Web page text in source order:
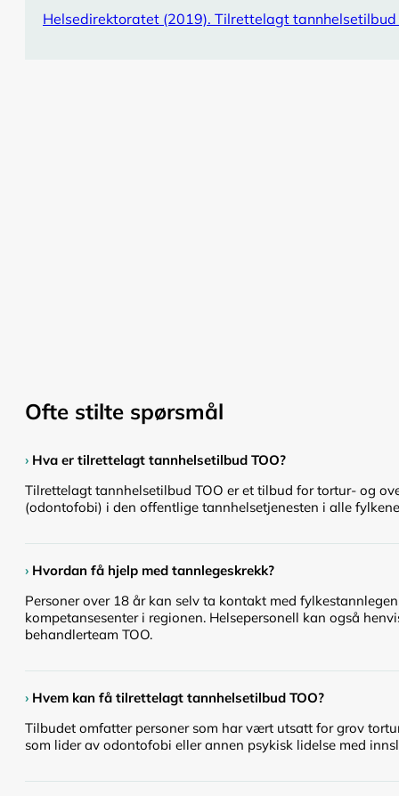
Helsedirektoratet (2019). Tilrettelagt tannhelsetilbud
Ofte stilte spørsmål
› Hva er tilrettelagt tannhelsetilbud TOO?
Tilrettelagt tannhelsetilbud TOO er et tilbud for tortur- og
(odontofobi) i den offentlige tannhelsetjenesten i alle
› Hvordan få hjelp med tannlegeskrekk?
Personer over 18 år kan selv ta kontakt med
kompetansesenter i regionen. Helsepersonell kan også
behandlerteam TOO.
› Hvem kan få tilrettelagt tannhelsetilbud TOO?
Tilbudet omfatter personer som har vært utsatt for grov
som lider av odontofobi eller annen psykisk lidelse med